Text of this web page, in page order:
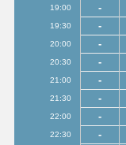
19:00 -
19:30 -
20:00 -
20:30 -
21:00 -
21:30 -
22:00 -
22:30 -